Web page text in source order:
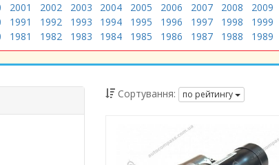
2001 2002 2003 2004 2005 2006 2007 2008
2009
1991 1992 1993 1994 1995 1996 1997 1998
1999
1981 1982 1983 1984 1985 1986 1987 1988 1989
Сортування: по рейтингу